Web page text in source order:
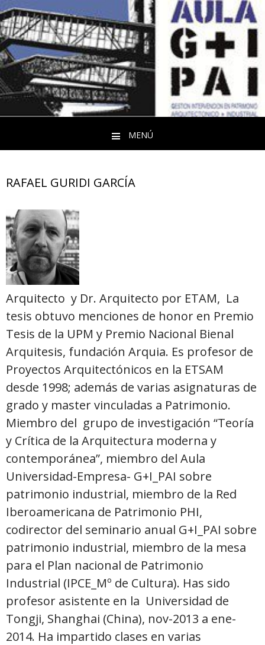
MENÚ
RAFAEL GURIDI GARCÍA
Arquitecto y Dr. Arquitecto por ETAM, La
tesis obtuvo menciones de honor en Premio
Tesis de la UPM y Premio Nacional Bienal
Arquitesis, fundación Arquia. Es profesor de
Proyectos Arquitectónicos en la ETSAM
desde 1998; además de varias asignaturas de
grado y master vinculadas a Patrimonio.
Miembro del grupo de investigación “Teoría
y Crítica de la Arquitectura moderna y
contemporánea”, miembro del Aula
Universidad-Empresa- G+I_PAI sobre
patrimonio industrial, miembro de la Red
Iberoamericana de Patrimonio PHI,
codirector del seminario anual G+I_PAI sobre
patrimonio industrial, miembro de la mesa
para el Plan nacional de Patrimonio
Industrial (IPCE_Mº de Cultura). Has sido
profesor asistente en la Universidad de
Tongji, Shanghai (China), nov-2013 a ene-
2014. Ha impartido clases en varias